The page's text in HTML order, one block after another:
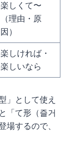
楽しくて〜
（理由・原
因）
楽しければ・
楽しいなら
」として使え
「て形（즐거
場するので、